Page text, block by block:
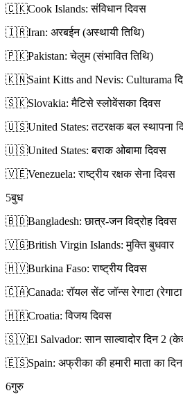
🇨🇰Cook Islands: संविधान दिवस
🇮🇷Iran: अरबईन (अस्थायी तिथि)
🇵🇰Pakistan: चेलुम (संभावित तिथि)
🇰🇳Saint Kitts and Nevis: Culturama
🇸🇰Slovakia: मैटिसे स्लोवेंसका दिवस
🇺🇸United States: तटरक्षक बल स्थापना
🇺🇸United States: बराक ओबामा दिवस
🇻🇪Venezuela: राष्ट्रीय रक्षक सेना दिवस
5बुध
🇧🇩Bangladesh: छात्र-जन विद्रोह दिवस
🇻🇬British Virgin Islands: मुक्ति बुधवार
🇭🇻Burkina Faso: राष्ट्रीय दिवस
🇨🇦Canada: रॉयल सेंट जॉन्स रेगाटा
🇭🇷Croatia: विजय दिवस
🇸🇻El Salvador: सान साल्वादोर दिन 2
🇪🇸Spain: अफ्रीका की हमारी माता का दिन
6गुरु